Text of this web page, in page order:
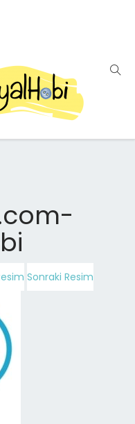
Sonraki Resim